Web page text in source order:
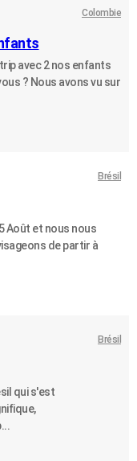
Colombie
avec 2 nos enfants
? Nous avons vu sur
Brésil
Août et nous nous
de partir à
Brésil
qui s'est